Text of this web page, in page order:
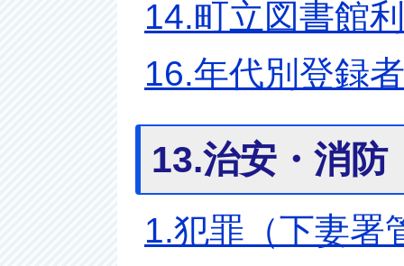
14.町立図書館
16.年代別登録
13.治安・消防
1.犯罪（下妻署